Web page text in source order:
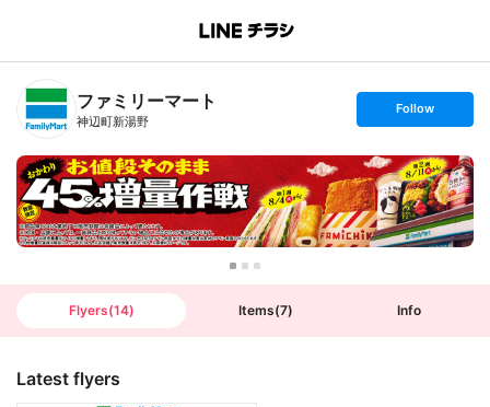
B
n
T
ファミリーマート
神辺町新湯野
s
t
o
l
l
o
w
Follow
Flyers(14) Items(7) Info
Latest flyers